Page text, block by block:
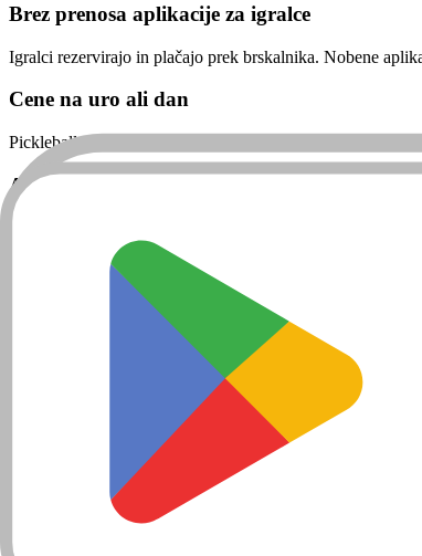
Brez prenosa aplikacije za igralce
Igralci rezervirajo in plačajo prek brskalnika. Nobene
Cene na uro ali dan
Pickleball se pogosto igra v kratkih sejah. Nastavite urne
Avtomatski opomniki za vračilo
Povečajte prihodke od pickleballa
Spremenite neizkoriščene loparje v vir prihodkov. Klubi
THREE STEPS
YOUR FIRST